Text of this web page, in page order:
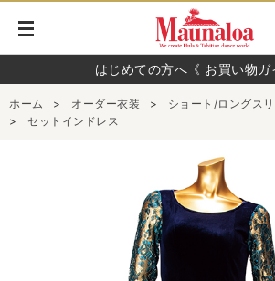
はじめての方へ《 お買い物ガ
ホーム > オーダー衣装 >
ショート/ロングス
>
セットインドレス